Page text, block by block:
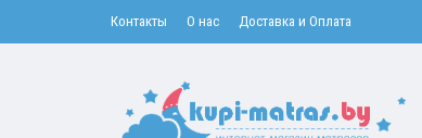
Контакты О нас Доставка и Оплата